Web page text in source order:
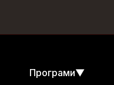
Програми▼